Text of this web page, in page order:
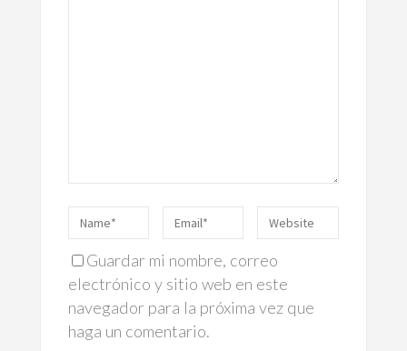
Guardar mi nombre, correo
electrónico y sitio web en este
navegador para la próxima vez que
haga un comentario.